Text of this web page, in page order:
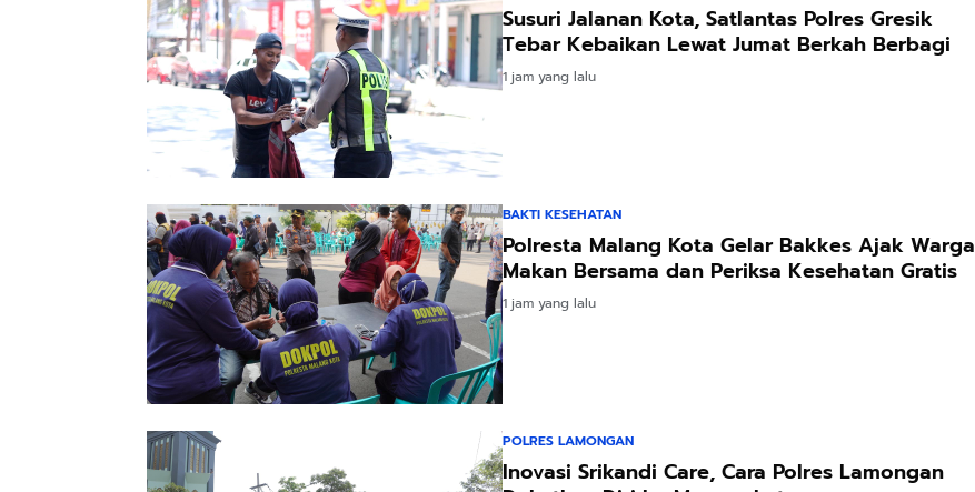
Susuri Jalanan Kota, Satlantas Polres Gresik
Tebar Kebaikan Lewat Jumat Berkah Berbagi
1 jam yang lalu
BAKTI KESEHATAN
Polresta Malang Kota Gelar Bakkes Ajak Warga
Makan Bersama dan Periksa Kesehatan Gratis
1 jam yang lalu
POLRES LAMONGAN
Inovasi Srikandi Care, Cara Polres Lamongan